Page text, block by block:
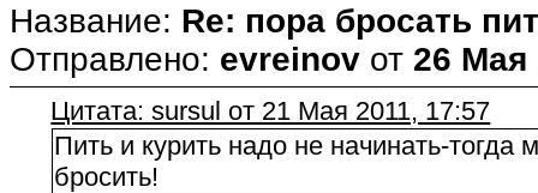
Название: Re: пора бросать
Отправлено: evreinov от 26 Мая
Цитата: sursul от 21 Мая 2011, 17:57
Пить и курить надо не начинать-
бросить!